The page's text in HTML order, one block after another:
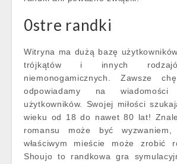
0stre randki
Witryna ma dużą bazę
trójkątów i innych
niemonogamicznych. Zawsze
odpowiadamy na
użytkowników. Swojej miłości
wieku od 18 do nawet 80 lat!
romansu może być
właściwym mieście może zrobić
Shoujo to randkowa gra